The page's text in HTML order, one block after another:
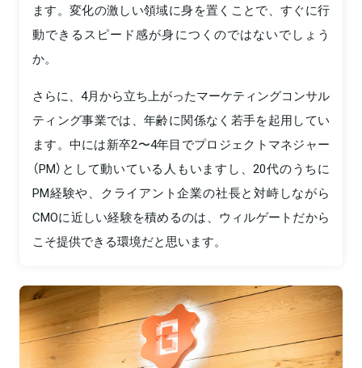
ます。変化の激しい領域に身を置くことで、すぐに行
動できるスピード感が身につくのではないでしょう
か。
さらに、4月から立ち上がったマーケティングコンサル
ティング事業では、年齢に関係なく若手を起用してい
ます。中には新卒2〜4年目でプロジェクトマネジャー
（PM）として動いている人もいますし、20代のうちに
PM経験や、クライアント企業の社長と対峙しながら
CMOに近しい経験を積めるのは、ウィルゲートだから
こそ提供できる環境だと思います。